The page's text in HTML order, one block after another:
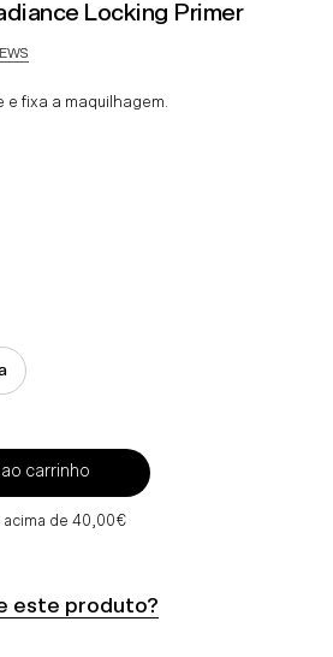
Locking Primer
e fixa a maquilhagem.
carrinho
acima de 40,00€
este produto?